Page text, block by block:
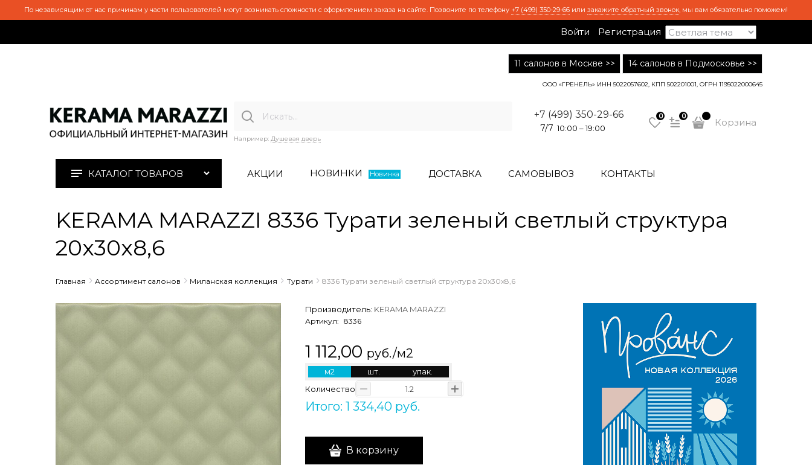
По независящим от нас причинам у части пользователей могут возникать сложности с оформлением заказа на сайте. Позвоните по телефону +7 (499) 350-29-66 или закажите обратный звонок, мы вам обязательно поможем!
Войти Регистрация
11 салонов в Москве >> 14 салонов в Подмосковье >>
ООО «ГРЕНЕЛЬ» ИНН 5022057602, КПП 502201001, ОГРН 1195022000645
Например: Душевая дверь
+7 (499) 350-29-66
7/7 10:00 – 19:00
0 0
Корзина
КАТАЛОГ ТОВАРОВ АКЦИИ НОВИНКИ Новинка ДОСТАВКА САМОВЫВОЗ КОНТАКТЫ
KERAMA MARAZZI 8336 Турати зеленый светлый структура
20x30x8,6
Главная Ассортимент салонов Миланская коллекция Турати 8336 Турати зеленый светлый структура 20x30x8,6
Производитель: KERAMA MARAZZI
Артикул: 8336
1 112,00 руб./м2
м2 шт.
упак.
Количество
Итого: 1 334,40 руб.
В корзину